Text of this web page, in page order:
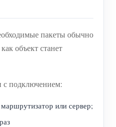
пакеты обычно
объект станет
с подключением:
или сервер;